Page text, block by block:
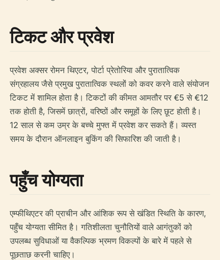
टिकट और प्रवेश
प्रवेश अक्सर रोमन थिएटर, पोर्टा प्रेतोरिया और पुरातात्विक
संग्रहालय जैसे प्रमुख पुरातात्विक स्थलों को कवर करने वाले संयोजन
टिकट में शामिल होता है। टिकटों की कीमत आमतौर पर €5 से €12
तक होती है, जिसमें छात्रों, वरिष्ठों और समूहों के लिए छूट होती है।
12 साल से कम उम्र के बच्चे मुफ्त में प्रवेश कर सकते हैं। व्यस्त
समय के दौरान ऑनलाइन बुकिंग की सिफारिश की जाती है।
पहुँच योग्यता
एम्फीथिएटर की प्राचीन और आंशिक रूप से खंडित स्थिति के कारण,
पहुँच योग्यता सीमित है। गतिशीलता चुनौतियों वाले आगंतुकों को
उपलब्ध सुविधाओं या वैकल्पिक भ्रमण विकल्पों के बारे में पहले से
पूछताछ करनी चाहिए।